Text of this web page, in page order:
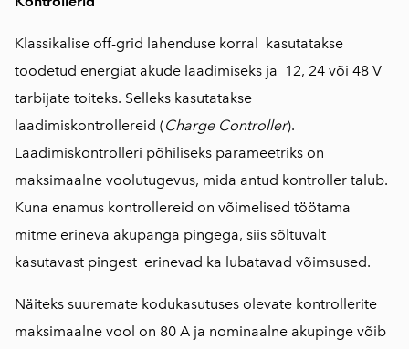
Klassikalise off-grid lahenduse korral kasutatakse
toodetud energiat akude laadimiseks ja 12, 24 või 48 V
tarbijate toiteks. Selleks kasutatakse
laadimiskontrollereid (Charge Controller).
Laadimiskontrolleri põhiliseks parameetriks on
maksimaalne voolutugevus, mida antud kontroller talub.
Kuna enamus kontrollereid on võimelised töötama
mitme erineva akupanga pingega, siis sõltuvalt
kasutavast pingest erinevad ka lubatavad võimsused.
Näiteks suuremate kodukasutuses olevate kontrollerite
maksimaalne vool on 80 A ja nominaalne akupinge võib